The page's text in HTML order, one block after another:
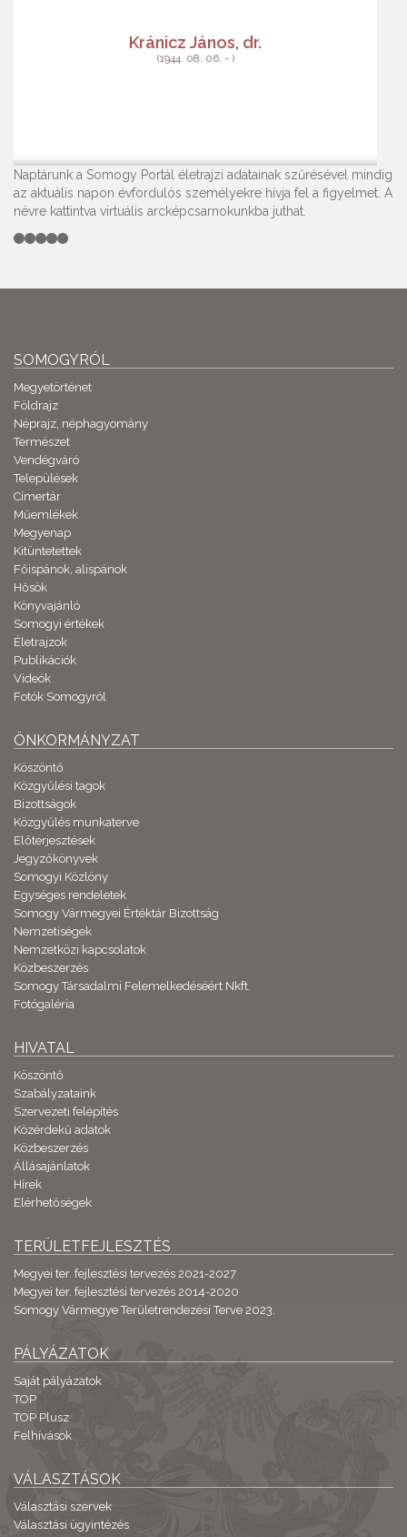
Kránicz János, dr.
(1944. 08. 06. - )
Naptárunk a Somogy Portál életrajzi adatainak szűrésével mindig
az aktuális napon évfordulós személyekre hívja fel a figyelmet. A
névre kattintva virtuális arcképcsarnokunkba juthat.
SOMOGYRÓL
Megyetörténet
Földrajz
Néprajz, néphagyomány
Természet
Vendégváró
Települések
Címertár
Műemlékek
Megyenap
Kitüntetettek
Főispánok, alispánok
Hősök
Könyvajánló
Somogyi értékek
Életrajzok
Publikációk
Videók
Fotók Somogyról
ÖNKORMÁNYZAT
Köszöntő
Közgyűlési tagok
Bizottságok
Közgyűlés munkaterve
Előterjesztések
Jegyzőkönyvek
Somogyi Közlöny
Egységes rendeletek
Somogy Vármegyei Értéktár Bizottság
Nemzetiségek
Nemzetközi kapcsolatok
Közbeszerzés
Somogy Társadalmi Felemelkedéséért Nkft.
Fotógaléria
HIVATAL
Köszöntő
Szabályzataink
Szervezeti felépítés
Közérdekű adatok
Közbeszerzés
Állásajánlatok
Hírek
Elérhetőségek
TERÜLETFEJLESZTÉS
Megyei ter. fejlesztési tervezés 2021-2027
Megyei ter. fejlesztési tervezés 2014-2020
Somogy Vármegye Területrendezési Terve 2023.
PÁLYÁZATOK
Saját pályázatok
TOP
TOP Plusz
Felhívások
VÁLASZTÁSOK
Választási szervek
Választási ügyintézés